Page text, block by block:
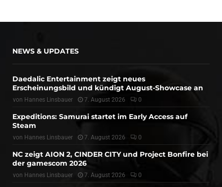
NEWS & UPDATES
Daedalic Entertainment zeigt neues
Erscheinungsbild und kündigt August-Showcase an
von Hannes Linsbauer 7. August 2026 0
Expeditions: Samurai startet im Early Access auf
Steam
von Hannes Linsbauer 7. August 2026 0
NC zeigt AION 2, CINDER CITY und Project Bonfire bei
der gamescom 2026
von Hannes Linsbauer 7. August 2026 0